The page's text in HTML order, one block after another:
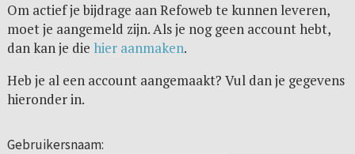
Om actief je bijdrage aan Refoweb te kunnen leveren,
moet je aangemeld zijn. Als je nog geen account hebt,
dan kan je die hier aanmaken.
Heb je al een account aangemaakt? Vul dan je gegevens
hieronder in.
Gebruikersnaam: